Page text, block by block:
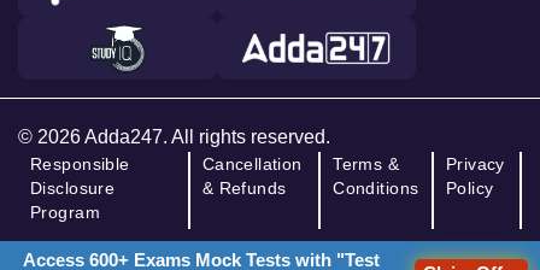
© 2026 Adda247. All rights reserved.
Responsible
Disclosure
Program
Cancellation
& Refunds
Terms &
Conditions
Privacy
Policy
Access 600+ Exams Mock Tests with "Test